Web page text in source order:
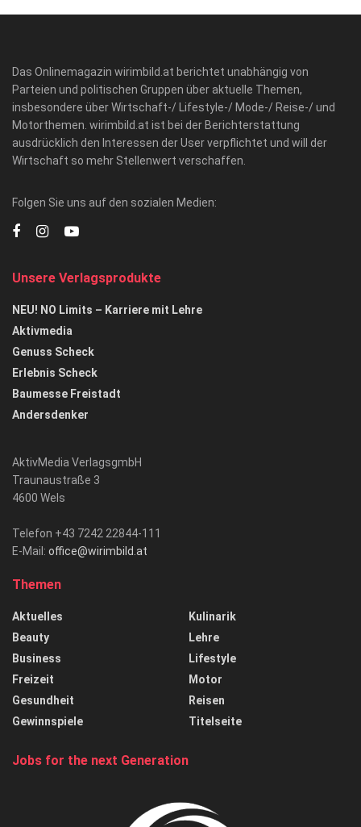
Das Onlinemagazin wirimbild.at berichtet unabhängig von
Parteien und politischen Gruppen über aktuelle Themen,
insbesondere über Wirtschaft-/ Lifestyle-/ Mode-/ Reise-/ und
Motorthemen. wirimbild.at ist bei der Berichterstattung
ausdrücklich den Interessen der User verpflichtet und will der
Wirtschaft so mehr Stellenwert verschaffen.
Folgen Sie uns auf den sozialen Medien:
Unsere Verlagsprodukte
NEU! NO Limits – Karriere mit Lehre
Aktivmedia
Genuss Scheck
Erlebnis Scheck
Baumesse Freistadt
Andersdenker
AktivMedia VerlagsgmbH
Traunaustraße 3
4600 Wels
Telefon +43 7242 22844-111
E-Mail: office@wirimbild.at
Themen
Aktuelles
Beauty
Business
Freizeit
Gesundheit
Gewinnspiele
Kulinarik
Lehre
Lifestyle
Motor
Reisen
Titelseite
Jobs for the next Generation